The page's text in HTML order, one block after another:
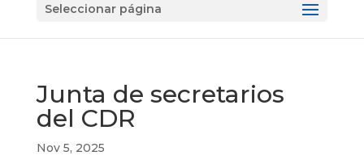
Seleccionar página
Junta de secretarios
del CDR
Nov 5, 2025